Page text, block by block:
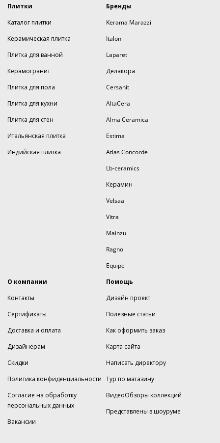
Плитки
Каталог плитки
Керамическая плитка
Плитка для ванной
Керамогранит
Плитка для пола
Плитка для кухни
Плитка для стен
Итальянская плитка
Индийская плитка
Бренды
Kerama Marazzi
Italon
Laparet
Делакора
Cersanit
AltaCera
Alma Ceramica
Estima
Atlas Concorde
Lb-ceramics
Керамин
Velsaa
Vitra
Mainzu
Ragno
Equipe
О компании
Контакты
Сертификаты
Доставка и оплата
Дизайнерам
Скидки
Политика конфиденциальности
Согласие на обработку
персональных данных
Вакансии
Помощь
Дизайн проект
Полезные статьи
Как оформить заказ
Карта сайта
Написать директору
Тур по магазину
ВидеоОбзоры коллекций
Представлены в шоуруме